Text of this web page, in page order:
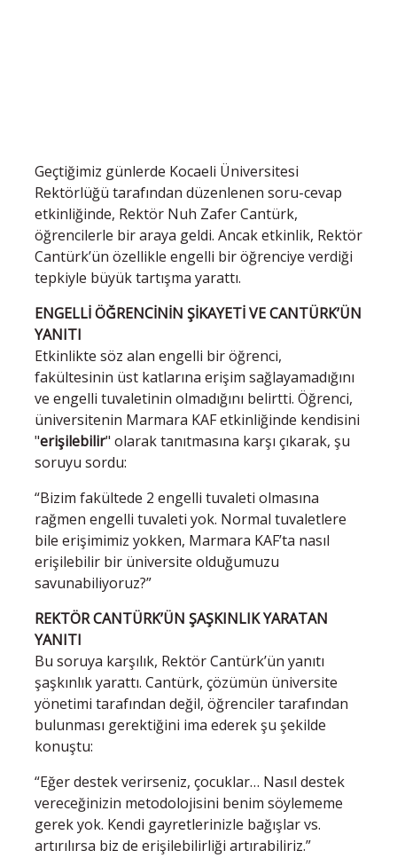
Geçtiğimiz günlerde Kocaeli Üniversitesi
Rektörlüğü tarafından düzenlenen soru-cevap
etkinliğinde, Rektör Nuh Zafer Cantürk,
öğrencilerle bir araya geldi. Ancak etkinlik, Rektör
Cantürk’ün özellikle engelli bir öğrenciye verdiği
tepkiyle büyük tartışma yarattı.
ENGELLİ ÖĞRENCİNİN ŞİKAYETİ VE CANTÜRK’ÜN
YANITI
Etkinlikte söz alan engelli bir öğrenci,
fakültesinin üst katlarına erişim sağlayamadığını
ve engelli tuvaletinin olmadığını belirtti. Öğrenci,
üniversitenin Marmara KAF etkinliğinde kendisini
"erişilebilir" olarak tanıtmasına karşı çıkarak, şu
soruyu sordu:
“Bizim fakültede 2 engelli tuvaleti olmasına
rağmen engelli tuvaleti yok. Normal tuvaletlere
bile erişimimiz yokken, Marmara KAF’ta nasıl
erişilebilir bir üniversite olduğumuzu
savunabiliyoruz?”
REKTÖR CANTÜRK’ÜN ŞAŞKINLIK YARATAN
YANITI
Bu soruya karşılık, Rektör Cantürk’ün yanıtı
şaşkınlık yarattı. Cantürk, çözümün üniversite
yönetimi tarafından değil, öğrenciler tarafından
bulunması gerektiğini ima ederek şu şekilde
konuştu:
“Eğer destek verirseniz, çocuklar… Nasıl destek
vereceğinizin metodolojisini benim söylememe
gerek yok. Kendi gayretlerinizle bağışlar vs.
artırılırsa biz de erişilebilirliği artırabiliriz.”